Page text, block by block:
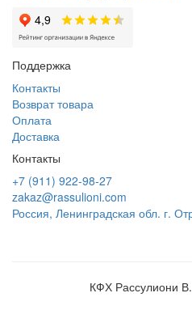
Поддержка
Контакты
Возврат товара
Оплата
Доставка
Контакты
+7 (911) 922-98-27
zakaz@rassulioni.com
Россия, Ленинградская обл. г.
КФХ Рассулиони